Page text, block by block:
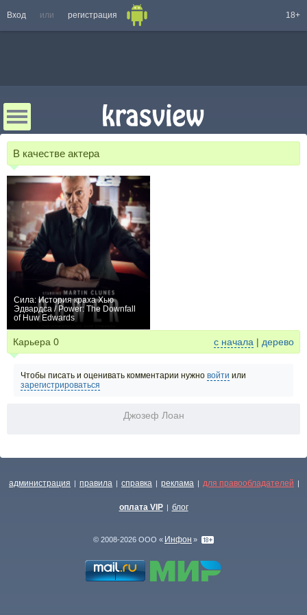
Вход или регистрация 18+
В качестве актера
Сила: История краха Хью
Эдвардса / Power: The Downfall
of Huw Edwards
Карьера 0 с начала | дерево
Чтобы писать и оценивать комментарии нужно войти или
зарегистрироваться
Джозеф Лоан
администрация | правила | справка | реклама | для правообладателей |
оплата VIP | блог
© 2008-2026 ООО « Инфон »